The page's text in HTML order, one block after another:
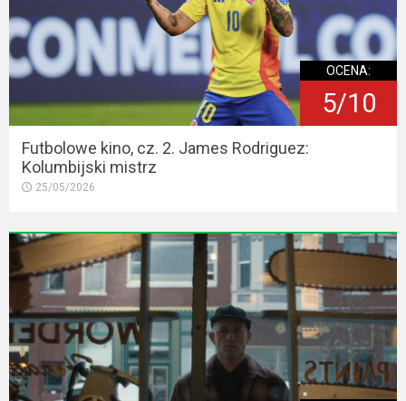
OCENA:
5/10
Futbolowe kino, cz. 2. James Rodriguez:
Kolumbijski mistrz
25/05/2026